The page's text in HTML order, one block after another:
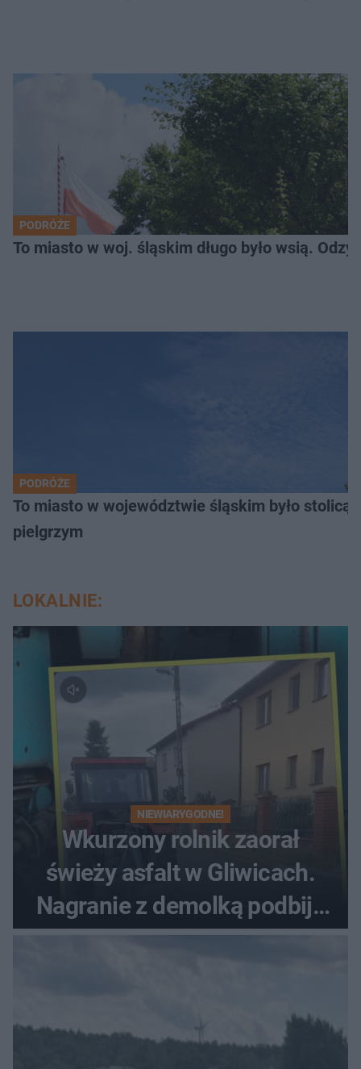
PODRÓŻE
To miasto w woj. śląskim długo było wsią.
PODRÓŻE
To miasto w województwie śląskim było
pielgrzym
LOKALNIE:
NIEWIARYGODNE!
Wkurzony rolnik zaorał
świeży asfalt w Gliwicach.
Nagranie z demolką podbija
sieć